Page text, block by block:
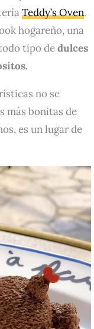
Teddy’s Oven.
hogareño, una
tipo dedulces
no se
más bonitas de
es un lugar de